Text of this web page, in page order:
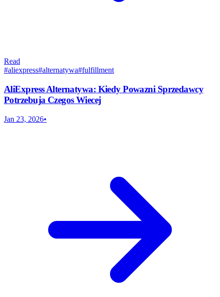
Read
#aliexpress#alternatywa#fulfillment
AliExpress Alternatywa: Kiedy Powazni Sprzedawcy
Potrzebuja Czegos Wiecej
Jan 23, 2026•